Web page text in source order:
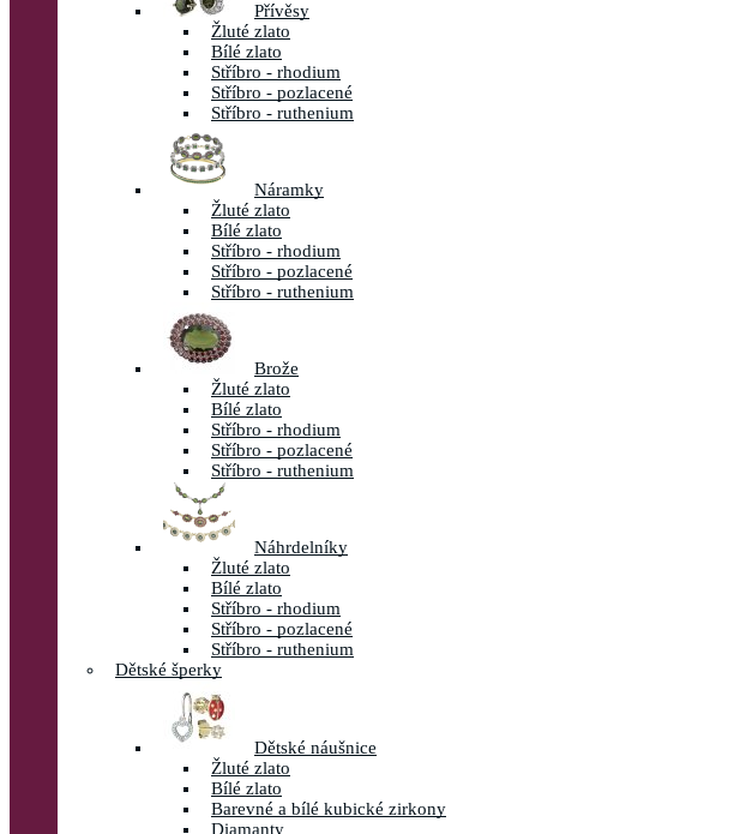
Přívěsy
Žluté zlato
Bílé zlato
Stříbro - rhodium
Stříbro - pozlacené
Stříbro - ruthenium
Náramky
Žluté zlato
Bílé zlato
Stříbro - rhodium
Stříbro - pozlacené
Stříbro - ruthenium
Brože
Žluté zlato
Bílé zlato
Stříbro - rhodium
Stříbro - pozlacené
Stříbro - ruthenium
Náhrdelníky
Žluté zlato
Bílé zlato
Stříbro - rhodium
Stříbro - pozlacené
Stříbro - ruthenium
Dětské šperky
Dětské náušnice
Žluté zlato
Bílé zlato
Barevné a bílé kubické zirkony
Diamanty